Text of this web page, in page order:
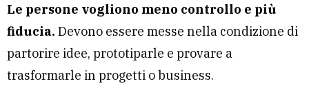
Le persone vogliono meno controllo e più
fiducia. Devono essere messe nella condizione di
partorire idee, prototiparle e provare a
trasformarle in progetti o business.